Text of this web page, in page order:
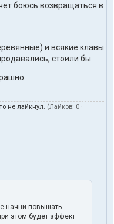
боюсь возвращаться в
и всякие клавы
стоили бы
не лайкнул. (Лайков: 0 ·
начни повышать
этом будет эффект